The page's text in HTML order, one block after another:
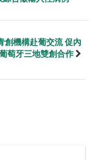
創機構赴葡交流 促內
萄牙三地雙創合作